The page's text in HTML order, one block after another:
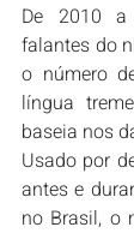
De 2010
falantes do
o número
língua
baseia nos
Usado por
antes e
no Brasil, o